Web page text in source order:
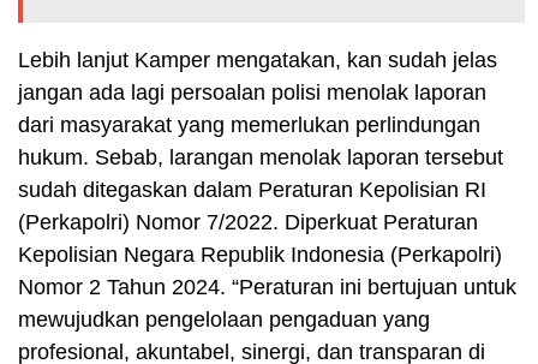
Lebih lanjut Kamper mengatakan, kan sudah jelas
jangan ada lagi persoalan polisi menolak laporan
dari masyarakat yang memerlukan perlindungan
hukum. Sebab, larangan menolak laporan tersebut
sudah ditegaskan dalam Peraturan Kepolisian RI
(Perkapolri) Nomor 7/2022. Diperkuat Peraturan
Kepolisian Negara Republik Indonesia (Perkapolri)
Nomor 2 Tahun 2024. “Peraturan ini bertujuan untuk
mewujudkan pengelolaan pengaduan yang
profesional, akuntabel, sinergi, dan transparan di